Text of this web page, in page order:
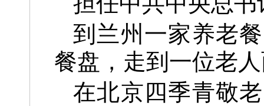
到兰州一家养老
餐盘，走到一位老
在北京四季青敬